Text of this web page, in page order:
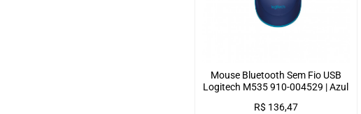
Mouse Bluetooth Sem Fio USB
Logitech M535 910-004529 | Azul
R$ 136,47